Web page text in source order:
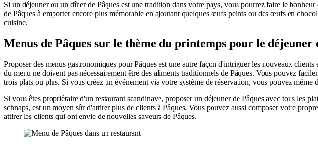
Si un déjeuner ou un dîner de Pâques est une tradition dans votre pays, vous pourrez faire le
de Pâques à emporter encore plus mémorable en ajoutant quelques œufs peints ou des œufs en
cuisine.
Menus de Pâques sur le thème du printemps pour le déjeuner
Proposer des menus gastronomiques pour Pâques est une autre façon d'intriguer les nouveaux
du menu ne doivent pas nécessairement être des aliments traditionnels de Pâques. Vous pouvez
trois plats ou plus. Si vous créez un événement via votre système de réservation, vous pouvez même
Si vous êtes propriétaire d'un restaurant scandinave, proposer un déjeuner de Pâques avec tous les
schnaps, est un moyen sûr d'attirer plus de clients à Pâques. Vous pouvez aussi composer votre
attirer les clients qui ont envie de nouvelles saveurs de Pâques.